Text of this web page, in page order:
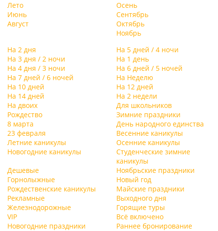
Лето
Июнь
Август
Осень
Сентябрь
Октябрь
Ноябрь
На 2 дня
На 5 дней / 4 ночи
На 3 дня / 2 ночи
На 1 день
На 4 дня / 3 ночи
На 6 дней / 5 ночей
На 7 дней / 6 ночей
На Неделю
На 10 дней
На 12 дней
На 14 дней
На 2 недели
На двоих
Для школьников
Рождество
Зимние праздники
8 марта
День народного единства
23 февраля
Весенние каникулы
Летние каникулы
Осенние каникулы
Новогодние каникулы
Студенческие зимние
каникулы
Дешевые
Ноябрьские праздники
Горнолыжные
Новый год
Рождественские каникулы
Майские праздники
Рекламные
Выходного дня
Железнодорожные
Горящие туры
VIP
Всё включено
Новогодние праздники
Раннее бронирование